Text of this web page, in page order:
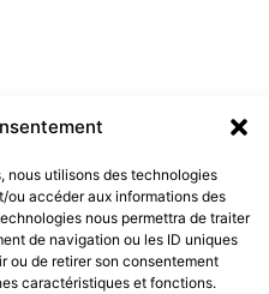
nous utilisons des technologies
accéder aux informations des
nous permettra de traiter
de navigation ou les ID uniques
ou de retirer son consentement
caractéristiques et fonctions.
être engagées ?